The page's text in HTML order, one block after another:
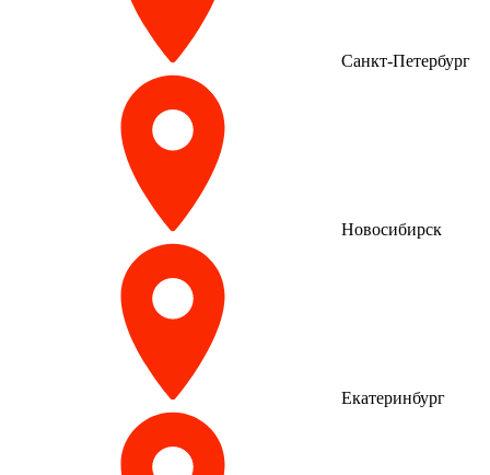
Санкт-Петербург
Новосибирск
Екатеринбург